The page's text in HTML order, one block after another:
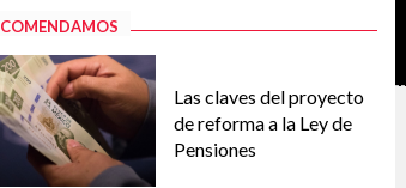
Las claves del proyecto
de reforma a la Ley de
Pensiones